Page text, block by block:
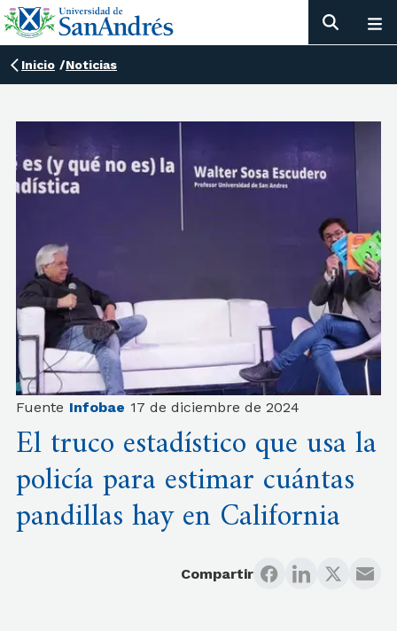
Inicio /Noticias
Fuente Infobae 17 de diciembre de 2024
El truco estadístico que usa la
policía para estimar cuántas
pandillas hay en California
Compartir